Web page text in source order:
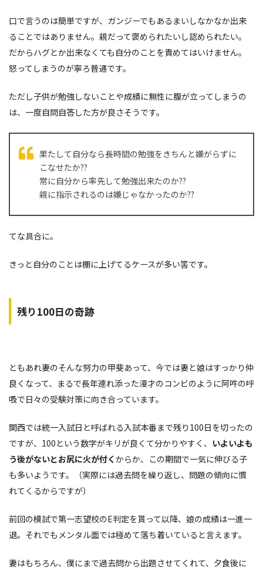
口で言うのは簡単ですが、ガンジーでもあるまいしなかなか出来
ることではありません。親だって褒められたいし認められたい。
だからハグとか出来なくても自分のことを責めてはいけません。
怒ってしまうのが寧ろ普通です。
ただし子供が勉強しないことや成績に無性に腹が立ってしまうの
は、一度自問自答した方が良さそうです。
果たして自分なら長時間の勉強をきちんと嫌がらずに
こなせたか??
常に自分から率先して勉強出来たのか??
親に指示されるのは嫌じゃなかったのか??
てな具合に。
きっと自分のことは棚に上げてるケースが多い筈です。
残り100日の奇跡
ともあれ妻のそんな努力の甲斐あって、今では妻と娘はすっかり仲
良くなって、まるで長年連れ添った漫才のコンビのように阿吽の呼
吸で日々の受験対策に向き合っています。
関西では統一入試日と呼ばれる入試本番まで残り100日を切ったの
ですが、100という数字がキリが良くて分かりやすく、 いよいよも
う後がないとお尻に火が付く からか、この期間で一気に伸びる子
も多いようです。（実際には過去問を繰り返し、問題の傾向に慣
れてくるからですが）
前回の模試で第一志望校のE判定を貰って以降、娘の成績は一進一
退。それでもメンタル面では極めて落ち着いていると言えます。
妻はもちろん、僕にまで過去問から出題させてくれて、夕食後に